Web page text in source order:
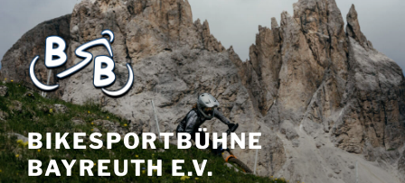
BIKESPORTBÜHNE
BAYREUTH E.V.